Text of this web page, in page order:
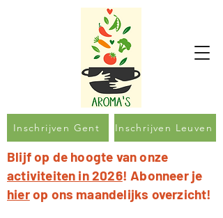
Inschrijven Gent Inschrijven Leuven
Blijf op de hoogte van onze
activiteiten in 2026! Abonneer je
hierop ons maandelijks overzicht!